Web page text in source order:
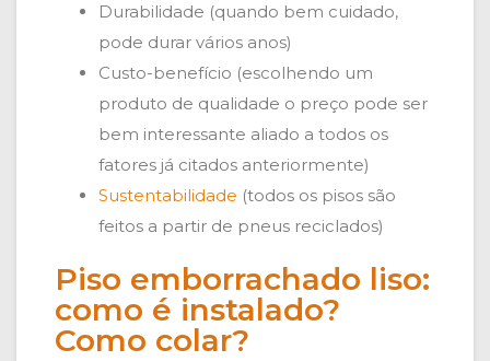
Durabilidade (quando bem cuidado,
pode durar vários anos)
Custo-benefício (escolhendo um
produto de qualidade o preço pode ser
bem interessante aliado a todos os
fatores já citados anteriormente)
Sustentabilidade (todos os pisos são
feitos a partir de pneus reciclados)
Piso emborrachado liso:
como é instalado?
Como colar?